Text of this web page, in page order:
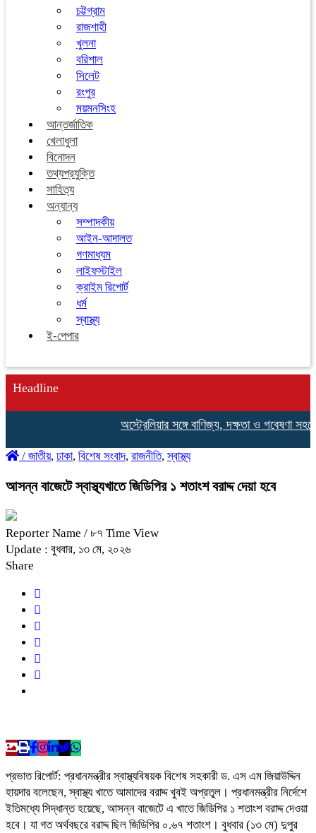
চট্টগ্রাম
রাজশাহী
খুলনা
বরিশাল
সিলেট
রংপুর
ময়মনসিংহ
আন্তর্জাতিক
খেলাধুলা
বিনোদন
তথ্যপ্রযুক্তি
সাহিত্য
অন্যান্য
সম্পাদকীয়
আইন-আদালত
গণমাধ্যম
লাইফস্টাইল
ক্রাইম রিপোর্ট
ধর্ম
স্বাস্থ্য
ই-পেপার
Headline
অস্ট্রেলিয়ার সঙ্গে বাণিজ্য, দক্ষতা ও গবেষণা সহযোগিতা
/ জাতীয়, ঢাকা, বিশেষ সংবাদ, রাজনীতি,স্বাস্থ্য
আসন্ন বাজেটে স্বাস্থ্যখাতে জিডিপির ১ শতাংশ বরাদ্দ দেয়া হবে
Reporter Name / ৮৭ Time View
Update : বুধবার, ১৩ মে, ২০২৬
Share
প্রভাত রিপোর্ট: প্রধানমন্ত্রীর স্বাস্থ্যবিষয়ক বিশেষ সহকারী ড. এস এম জিয়াউদ্দিন
হায়দার বলেছেন, স্বাস্থ্য খাতে আমাদের বরাদ্দ খুবই অপ্রতুল। প্রধানমন্ত্রীর নির্দেশে
ইতিমধ্যে সিদ্ধান্ত হয়েছে, আসন্ন বাজেটে এ খাতে জিডিপির ১ শতাংশ বরাদ্দ দেওয়া
হবে। যা গত অর্থবছরে বরাদ্দ ছিল জিডিপির ০.৬৭ শতাংশ। বুধবার (১৩ মে) দুপুর